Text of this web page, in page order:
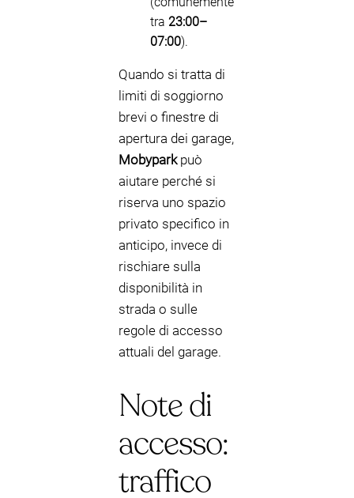
tra 23:00–
07:00).
Quando si tratta di
limiti di soggiorno
brevi o finestre di
apertura dei garage,
Mobyparkpuò
aiutare perché si
riserva uno spazio
privato specifico in
anticipo, invece di
rischiare sulla
disponibilità in
strada o sulle
regole di accesso
attuali del garage.
Note di
accesso:
traffico